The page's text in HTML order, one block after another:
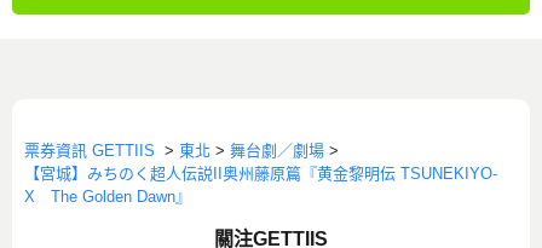
票券資訊 GETTIIS > 東北 > 舞台劇／劇場 >
【宮城】みちのく超人伝説II奥州藤原篇『黄金黎明伝 TSUNEKIYO-
X The Golden Dawn』
關注GETTIIS